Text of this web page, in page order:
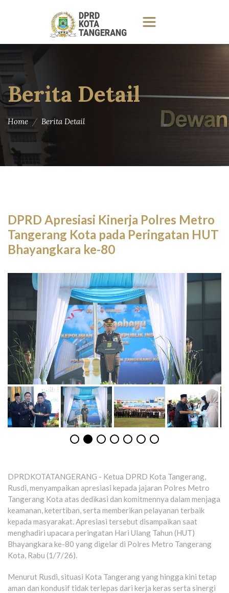
Berita Detail
Home Berita Detail
DPRD Apresiasi Kinerja Polres Metro
Tangerang Kota pada Peringatan HUT
Bhayangkara ke-80
DPRDKOTATANGERANG - Ketua DPRD Kota Tangerang,
Rusdi, menyampaikan apresiasi kepada jajaran Polres Metro
Tangerang Kota atas dedikasi dan komitmennya dalam menjaga
keamanan, ketertiban, serta memberikan pelayanan terbaik
kepada masyarakat. Apresiasi tersebut disampaikan saat
menghadiri upacara peringatan Hari Ulang Tahun (HUT)
Bhayangkara ke-80 yang digelar di Polres Metro Tangerang
Kota, Rabu (1/7/26).
Menurut Rusdi, situasi Kota Tangerang yang hingga kini tetap
aman dan kondusif tidak terlepas dari kerja keras serta sinergi